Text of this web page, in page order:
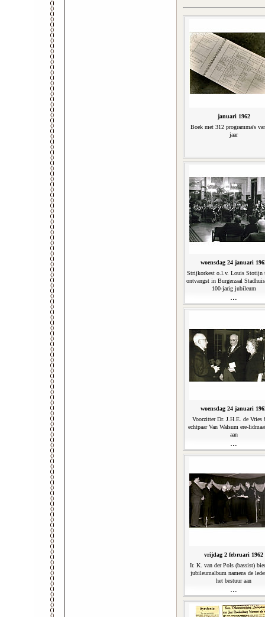
januari 1962
Boek met 312 programma's
jaar
woensdag 24 januari
Strijkorkest o.l.v. Louis Stotijn
ontvangst in Burgerzaal
100-jarig jubileum
woensdag 24 januari
Voorzitter Dr. J.H.E. de Vries
echtpaar Van Walsum ere-
aan
vrijdag 2 februari 1962
Ir. K. van der Pols (bassist)
jubileumalbum namens de
het bestuur aan